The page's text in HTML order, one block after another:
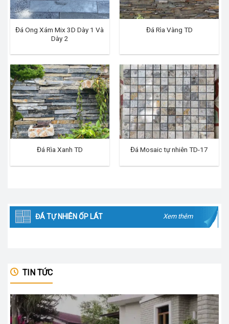
Đá Ong Xám Mix 3D Dày 1 Và
Dày 2
Đá Rìa Vàng TD
Đá Rìa Xanh TD Đá Mosaic tự nhiên TD-17
ĐÁ TỰ NHIÊN ỐP LÁT Xem thêm
TIN TỨC